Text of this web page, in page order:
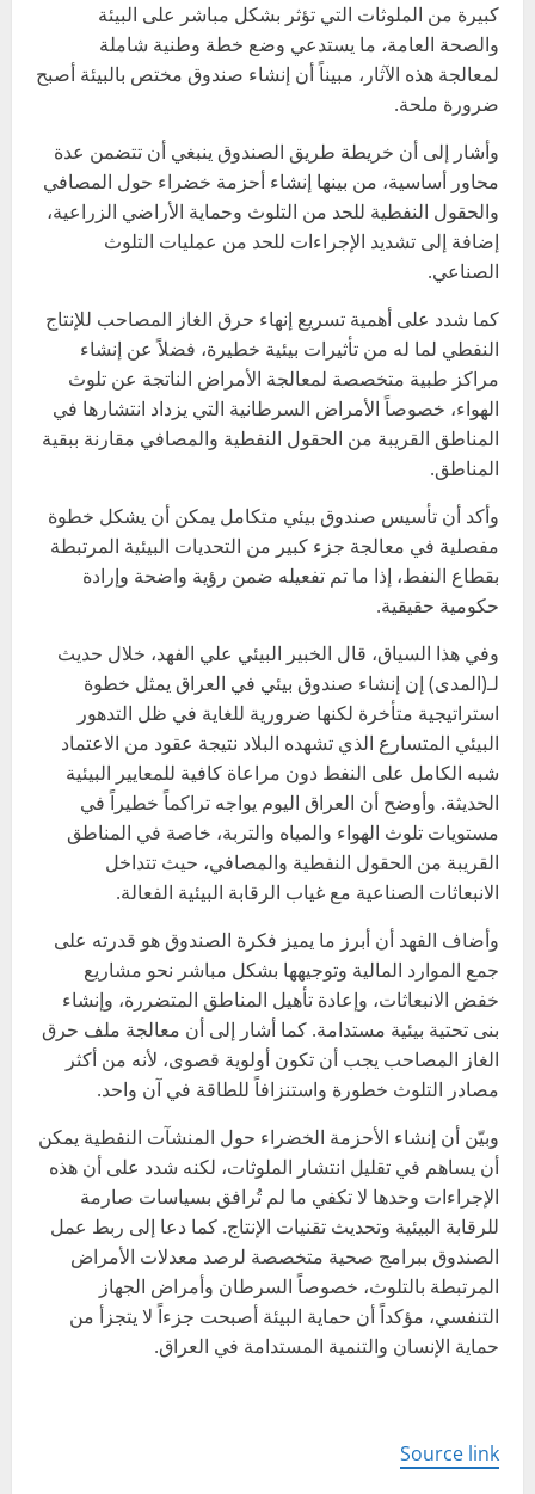
كبيرة من الملوثات التي تؤثر بشكل مباشر على البيئة
والصحة العامة، ما يستدعي وضع خطة وطنية شاملة
لمعالجة هذه الآثار، مبيناً أن إنشاء صندوق مختص بالبيئة أصبح
ضرورة ملحة.
وأشار إلى أن خريطة طريق الصندوق ينبغي أن تتضمن عدة
محاور أساسية، من بينها إنشاء أحزمة خضراء حول المصافي
والحقول النفطية للحد من التلوث وحماية الأراضي الزراعية،
إضافة إلى تشديد الإجراءات للحد من عمليات التلوث
الصناعي.
كما شدد على أهمية تسريع إنهاء حرق الغاز المصاحب للإنتاج
النفطي لما له من تأثيرات بيئية خطيرة، فضلاً عن إنشاء
مراكز طبية متخصصة لمعالجة الأمراض الناتجة عن تلوث
الهواء، خصوصاً الأمراض السرطانية التي يزداد انتشارها في
المناطق القريبة من الحقول النفطية والمصافي مقارنة ببقية
المناطق.
وأكد أن تأسيس صندوق بيئي متكامل يمكن أن يشكل خطوة
مفصلية في معالجة جزء كبير من التحديات البيئية المرتبطة
بقطاع النفط، إذا ما تم تفعيله ضمن رؤية واضحة وإرادة
حكومية حقيقية.
وفي هذا السياق، قال الخبير البيئي علي الفهد، خلال حديث
لـ(المدى) إن إنشاء صندوق بيئي في العراق يمثل خطوة
استراتيجية متأخرة لكنها ضرورية للغاية في ظل التدهور
البيئي المتسارع الذي تشهده البلاد نتيجة عقود من الاعتماد
شبه الكامل على النفط دون مراعاة كافية للمعايير البيئية
الحديثة. وأوضح أن العراق اليوم يواجه تراكماً خطيراً في
مستويات تلوث الهواء والمياه والتربة، خاصة في المناطق
القريبة من الحقول النفطية والمصافي، حيث تتداخل
الانبعاثات الصناعية مع غياب الرقابة البيئية الفعالة.
وأضاف الفهد أن أبرز ما يميز فكرة الصندوق هو قدرته على
جمع الموارد المالية وتوجيهها بشكل مباشر نحو مشاريع
خفض الانبعاثات، وإعادة تأهيل المناطق المتضررة، وإنشاء
بنى تحتية بيئية مستدامة. كما أشار إلى أن معالجة ملف حرق
الغاز المصاحب يجب أن تكون أولوية قصوى، لأنه من أكثر
مصادر التلوث خطورة واستنزافاً للطاقة في آن واحد.
وبيّن أن إنشاء الأحزمة الخضراء حول المنشآت النفطية يمكن
أن يساهم في تقليل انتشار الملوثات، لكنه شدد على أن هذه
الإجراءات وحدها لا تكفي ما لم تُرافق بسياسات صارمة
للرقابة البيئية وتحديث تقنيات الإنتاج. كما دعا إلى ربط عمل
الصندوق ببرامج صحية متخصصة لرصد معدلات الأمراض
المرتبطة بالتلوث، خصوصاً السرطان وأمراض الجهاز
التنفسي، مؤكداً أن حماية البيئة أصبحت جزءاً لا يتجزأ من
حماية الإنسان والتنمية المستدامة في العراق.
Source link